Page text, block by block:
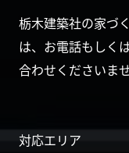
栃木建築社の家づ
は、お電話もしく
合わせくださいませ
対応エリア